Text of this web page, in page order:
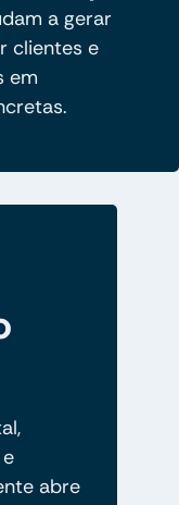
a gerar
clientes e
em
abre